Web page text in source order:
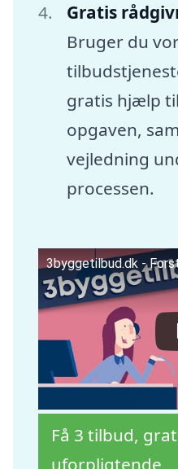
Gratis
Bruger du
gratis hjælp
opgaven,
vejledning
processen.
3byggetilbud.dk -
Få 3 tilbud,